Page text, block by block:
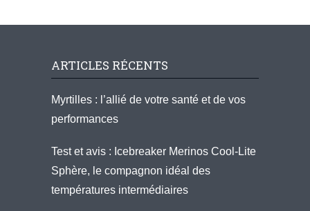
ARTICLES RÉCENTS
Myrtilles : l’allié de votre santé et de vos
performances
Test et avis : Icebreaker Merinos Cool-Lite
Sphère, le compagnon idéal des
températures intermédiaires